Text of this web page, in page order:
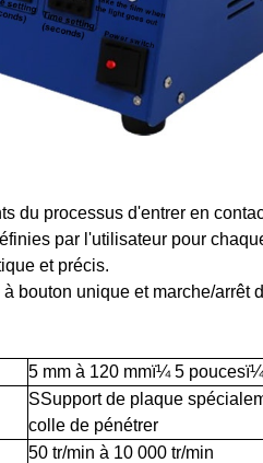
du processus d'entrer en
par l'utilisateur pour
et précis.
bouton unique et marche/arrêt
5 mm à 120 mmï¼ 5
SSupport de plaque
colle de pénétrer
50 tr/min à 10 000 tr/min